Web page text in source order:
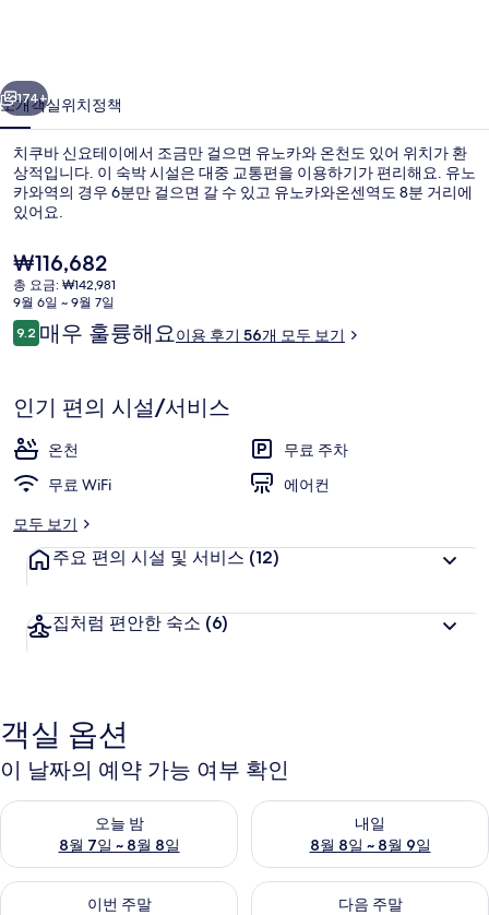
의
사
진
갤
리
공중 목욕탕
다음
174+
소개객실위치정책
치쿠바 신요테이에서 조금만 걸으면 유노카와 온천도 있어 위치가 환
상적입니다. 이 숙박 시설은 대중 교통편을 이용하기가 편리해요. 유노
카와역의 경우 6분만 걸으면 갈 수 있고 유노카와온센역도 8분 거리에
있어요.
현
재
가
격
은
₩116,682
총 요금: ₩142,981
9월 6일 ~ 9월 7일
이
용
기
9.210점 만점 중 9.2점.
매우 훌륭해요이용 후기 56개 모두 보기
인기 편의 시설/서비스
온천
무료 주차
무료 WiFi
에어컨
모두 보기
주요 편의 시설 및 서비스 (12)
집처럼 편안한 숙소 (6)
객실 옵션
이 날짜의 예약 가능 여부 확인
오늘 밤
8월 7일 ~ 8월 8일
오늘 밤 예약 가능 여부 확인, 8월 7일 ~ 8월 8일
내일
8월 8일 ~ 8월 9일
내일 예약 가능 여부 확인, 8월
이번 주말
이번 주말 예약 가능 여부 확인, 8월 7일 ~ 8월 9일
다음 주말
다음 주말 예약 가능 여부 확인,